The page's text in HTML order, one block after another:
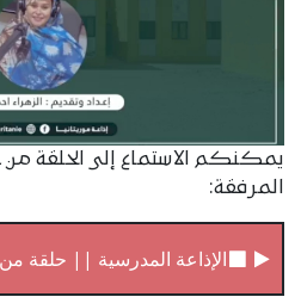
يمكنكم الاستماع إلى الحلقة من
المرفقة:
الإذاعة المدرسية || حلقة